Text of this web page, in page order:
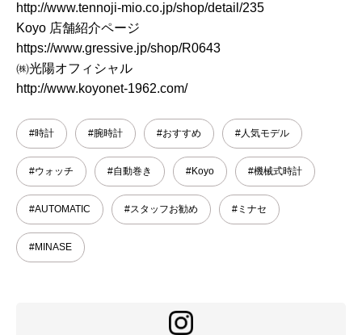
http://www.tennoji-mio.co.jp/shop/detail/235
Koyo 店舗紹介ページ
https://www.gressive.jp/shop/R0643
㈱光陽オフィシャル
http://www.koyonet-1962.com/
#時計 #腕時計 #おすすめ #人気モデル
#ウォッチ #自動巻き #Koyo #機械式時計
#AUTOMATIC #スタッフお勧め #ミナセ
#MINASE